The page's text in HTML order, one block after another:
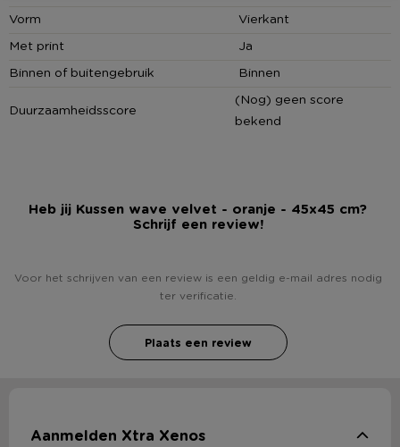
Vorm
Vierkant
Met print
Ja
Binnen of buitengebruik
Binnen
Duurzaamheidsscore
(Nog) geen score
bekend
Heb jij Kussen wave velvet - oranje - 45x45 cm?
Schrijf een review!
Voor het schrijven van een review is een geldig e-mail adres nodig
ter verificatie.
Plaats een review
Aanmelden Xtra Xenos